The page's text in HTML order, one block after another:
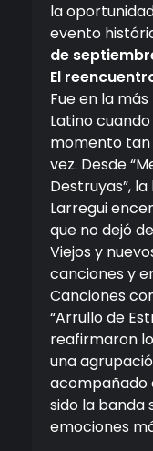
la
evento
de
El
Fue en la
Latino
momento tan
vez. Desde
Destruyas”,
Larregui
que no dejó
Viejos y
canciones y
Canciones
“Arrullo de
reafirmaron
una
acompañado
sido la banda
emociones